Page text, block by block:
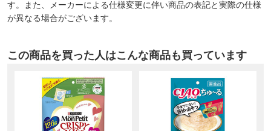
す。また、メーカーによる仕様変更に伴い商品の表記と実際の仕様
が異なる場合がございます。
この商品を買った人はこんな商品も買っています